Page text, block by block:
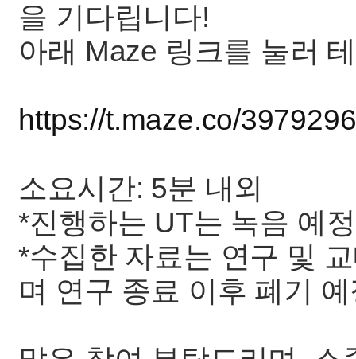
을 기다립니다!
아래 Maze 링크를 눌러
https://t.maze.co/
소요시간: 5분 내외
*진행하는 UT는 녹음 예
*수집한 자료는 연구 및
며 연구 종료 이후 폐기